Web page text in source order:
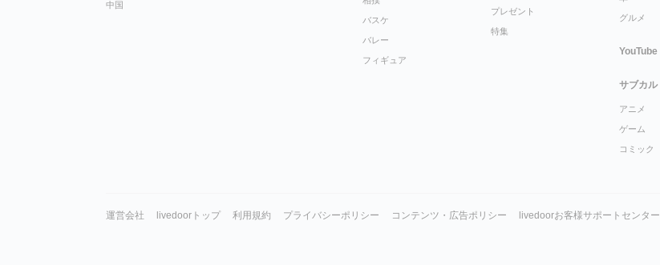
中国
バスケ
バレー
フィギュア
プレゼント
特集
グルメ
YouTube
サブカル
アニメ
ゲーム
コミック
運営会社 livedoorトップ 利用規約 プライバシーポリシー コンテンツ・広告ポリシー livedoorお客様サポートセンター